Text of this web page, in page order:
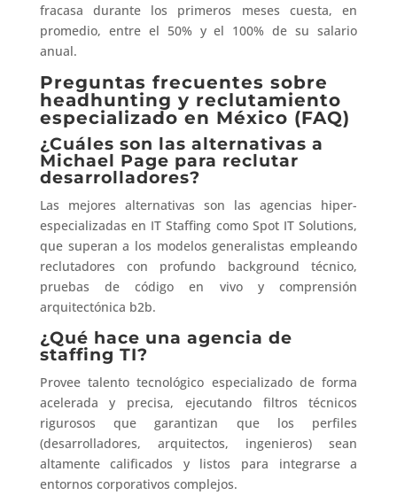
fracasa durante los primeros meses cuesta, en
promedio, entre el 50% y el 100% de su salario
anual.
Preguntas frecuentes sobre
headhunting y reclutamiento
especializado en México (FAQ)
¿Cuáles son las alternativas a
Michael Page para reclutar
desarrolladores?
Las mejores alternativas son las agencias hiper-
especializadas en IT Staffing como Spot IT Solutions,
que superan a los modelos generalistas empleando
reclutadores con profundo background técnico,
pruebas de código en vivo y comprensión
arquitectónica b2b.
¿Qué hace una agencia de
staffing TI?
Provee talento tecnológico especializado de forma
acelerada y precisa, ejecutando filtros técnicos
rigurosos que garantizan que los perfiles
(desarrolladores, arquitectos, ingenieros) sean
altamente calificados y listos para integrarse a
entornos corporativos complejos.